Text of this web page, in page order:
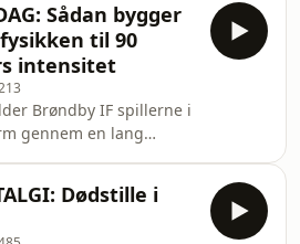
Sådan bygger
til 90
intensitet
Brøndby IF spillerne i
gennem en lang
Olsen har besøgt
fysiske træner Mathias
Dødstille i